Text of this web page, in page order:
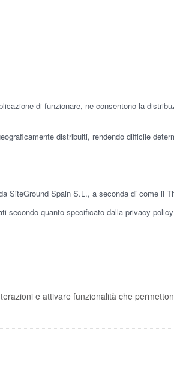
di funzionare, ne consentono la
distribuiti, rendendo difficile
SiteGround Spain S.L., a seconda di come il
secondo quanto specificato dalla privacy
e attivare funzionalità che